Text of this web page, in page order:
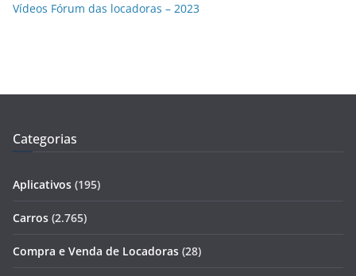
Vídeos Fórum das locadoras – 2023
Categorias
Aplicativos (195)
Carros (2.765)
Compra e Venda de Locadoras (28)